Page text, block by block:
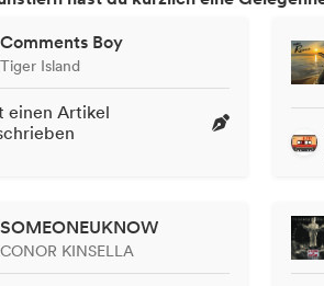
Comments Boy
Tiger Island
einen Artikel
SOMEONEUKNOW
CONOR KINSELLA